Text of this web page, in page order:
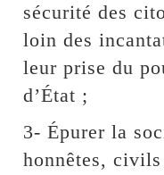
sécurité des
loin des
leur prise du
d’État ;
3- Épurer la
honnêtes,